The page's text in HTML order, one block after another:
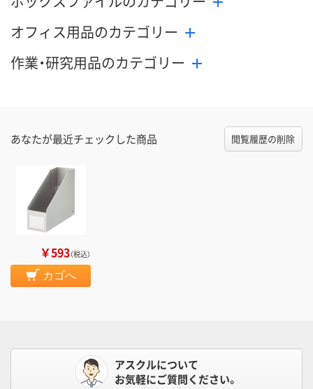
オフィス用品のカテゴリー
作業・研究用品のカテゴリー
あなたが最近チェックした商品 閲覧履歴の削除
￥593（税込）
カゴへ
アスクルについて
お気軽にご質問ください。